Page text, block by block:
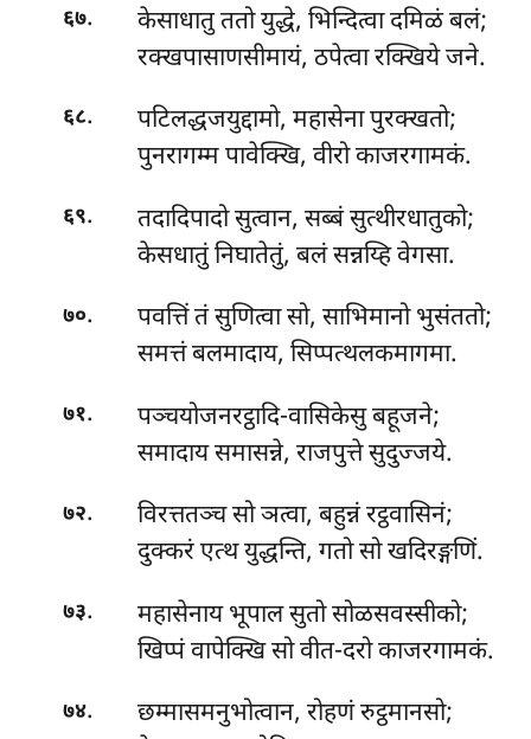
६७.
केसाधातु ततो युद्धे, भिन्दित्वा दमिळं बलं;
रक्खपासाणसीमायं, ठपेत्वा रक्खिये जने.
६८.
पटिलद्धजयुद्दामो, महासेना पुरक्खतो;
पुनरागम्म पावेक्खि, वीरो काजरगामकं.
६९.
तदादिपादो सुत्वान, सब्बं सुत्थीरधातुको;
केसधातुं निघातेतुं, बलं सन्नय्हि वेगसा.
७०.
पवत्तिं तं सुणित्वा सो, साभिमानो भुसंततो;
समत्तं बलमादाय, सिप्पत्थलकमागमा.
७१.
पञ्चयोजनरट्ठादि-वासिकेसु बहूजने;
समादाय समासन्ने, राजपुत्ते सुदुज्जये.
७२.
विरत्ततञ्च सो ञत्वा, बहुन्नं रट्ठवासिनं;
दुक्करं एत्थ युद्धन्ति, गतो सो खदिरङ्गणिं.
७३.
महासेनाय भूपाल सुतो सोळसवस्सीको;
खिप्पं वापेक्खि सो वीत-दरो काजरगामकं.
७४.
छम्मासमनुभोत्वान, रोहणं रुट्ठमानसो;